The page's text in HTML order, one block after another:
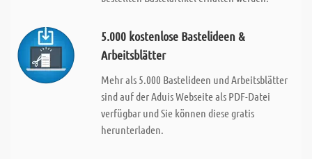
5.000 kostenlose Bastelideen &
Arbeitsblätter
Mehr als 5.000 Bastelideen und Arbeitsblätter
sind auf der Aduis Webseite als PDF-Datei
verfügbar und Sie können diese gratis
herunterladen.